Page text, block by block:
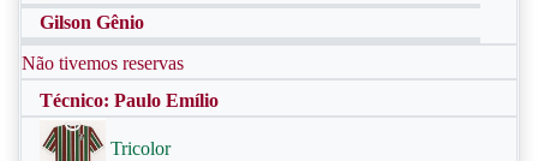
Gilson Gênio
Não tivemos reservas
Técnico: Paulo Emílio
Tricolor